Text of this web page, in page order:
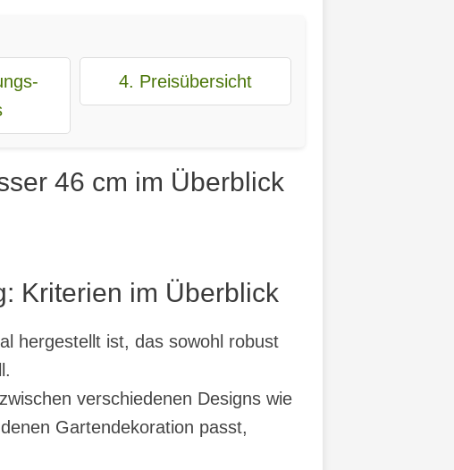
4. Preisübersicht
46 cm im Überblick
Kriterien im Überblick
hergestellt ist, das sowohl robust
verschiedenen Designs wie
Gartendekoration passt,